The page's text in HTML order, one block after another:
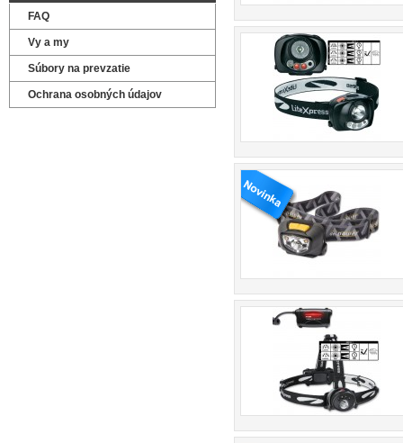
FAQ
Vy a my
Súbory na prevzatie
Ochrana osobných údajov